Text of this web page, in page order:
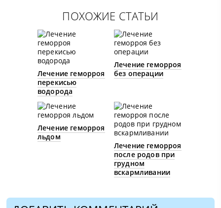
ПОХОЖИЕ СТАТЬИ
Лечение геморроя
перекисью
водорода
Лечение геморроя
без операции
Лечение геморроя
льдом
Лечение геморроя
после родов при
грудном
вскармливании